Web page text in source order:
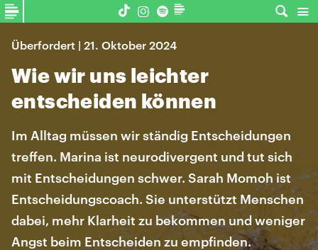
Überfordert | 21. Oktober 2024
Wie wir uns leichter
entscheiden können
Im Alltag müssen wir ständig Entscheidungen
treffen. Marina ist neurodivergent und tut sich
mit Entscheidungen schwer. Sarah Momoh ist
Entscheidungscoach. Sie unterstützt Menschen
dabei, mehr Klarheit zu bekommen und weniger
Angst beim Entscheiden zu empfinden.